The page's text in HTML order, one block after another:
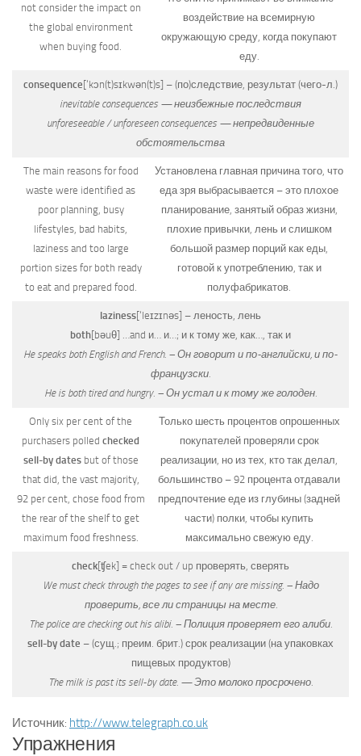
not consider the impact on
the global environment
when buying food.
воздействие на всемирную
окружающую среду, когда покупают
еду.
consequence [‘kɔn(t)sɪkwən(t)s] – (по)следствие, результат (чего-л.)
inevitable consequences — неизбежные последствия
unforeseeable / unforeseen consequences — непредвиденные
обстоятельства
The main reasons for food
waste were identified as
poor planning, busy
lifestyles, bad habits,
laziness and too large
portion sizes for both ready
to eat and prepared food.
Установлена главная причина того, что
еда зря выбрасывается – это плохое
планирование, занятый образ жизни,
плохие привычки, лень и слишком
большой размер порций как еды,
готовой к употреблению, так и
полуфабрикатов.
laziness[‘leɪzɪnəs] – леность, лень
both[bəuθ] …and и… и…; и к тому же, как…, так и
He speaks both English and French. – Он говорит и по-английски, и по-
французски.
He is both tired and hungry. – Он устал и к тому же голоден.
Only six per cent of the
purchasers polled checked
sell-by datesbut of those
that did, the vast majority,
92 per cent, chose food from
the rear of the shelf to get
maximum food freshness.
Только шесть процентов опрошенных
покупателей проверяли срок
реализации, но из тех, кто так делал,
большинство – 92 процента отдавали
предпочтение еде из глубины (задней
части) полки, чтобы купить
максимально свежую еду.
check[ʧek] = check out / up проверять, сверять
We must check through the pages to see if any are missing. – Надо
проверить, все ли страницы на месте.
The police are checking out his alibi. – Полиция проверяет его алиби.
sell-by date – (сущ.; преим. брит.) срок реализации (на упаковках
пищевых продуктов)
The milk is past its sell-by date. — Это молоко просрочено.
Источник: http://www.telegraph.co.uk
Упражнения